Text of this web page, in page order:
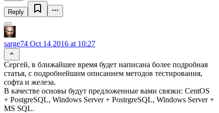
Reply
sarge74 Oct 14 2016 at 10:27
Сергей, в ближайшее время будет написана более подробная
статья, с подробнейшим описанием методов тестирования,
софта и железа.
В качестве основы будут предложенные вами связки: CentOS
+ PostgreSQL, Windows Server + PostrgreSQL, Windows Server +
MS SQL.